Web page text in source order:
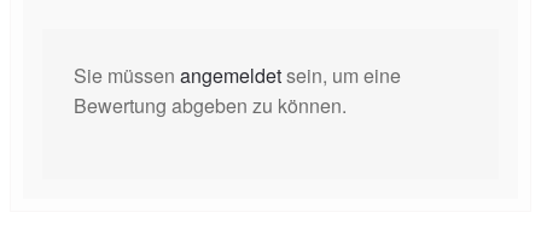
Sie müssen angemeldetsein, um eine
Bewertung abgeben zu können.